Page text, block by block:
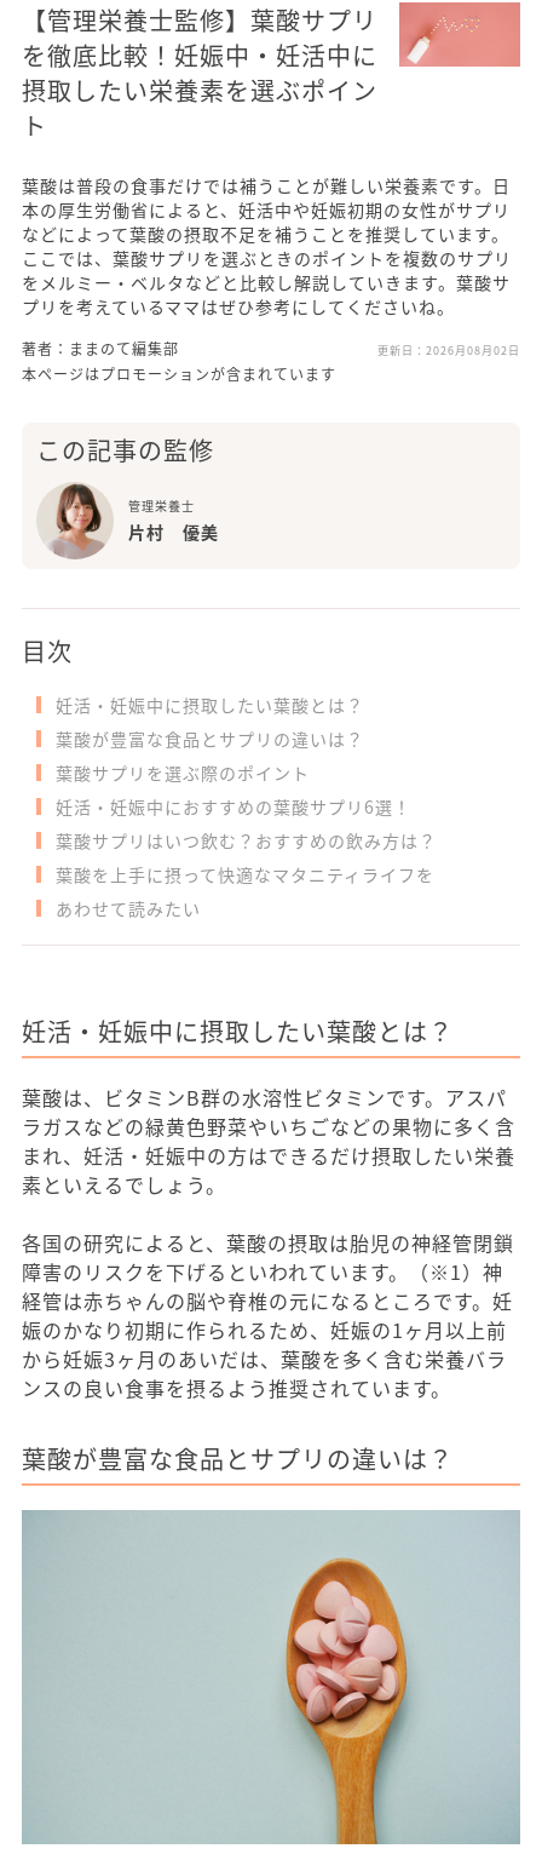
【管理栄養士監修】葉酸サプリ
を徹底比較！妊娠中・妊活中に
摂取したい栄養素を選ぶポイン
ト
葉酸は普段の食事だけでは補うことが難しい栄養素です。日
本の厚生労働省によると、妊活中や妊娠初期の女性がサプリ
などによって葉酸の摂取不足を補うことを推奨しています。
ここでは、葉酸サプリを選ぶときのポイントを複数のサプリ
をメルミー・ベルタなどと比較し解説していきます。葉酸サ
プリを考えているママはぜひ参考にしてくださいね。
著者：ままのて編集部 更新日： 2026月08月02日
本ページはプロモーションが含まれています
この記事の監修
管理栄養士
片村 優美
目次
妊活・妊娠中に摂取したい葉酸とは？
葉酸が豊富な食品とサプリの違いは？
葉酸サプリを選ぶ際のポイント
妊活・妊娠中におすすめの葉酸サプリ6選！
葉酸サプリはいつ飲む？おすすめの飲み方は？
葉酸を上手に摂って快適なマタニティライフを
あわせて読みたい
妊活・妊娠中に摂取したい葉酸とは？
葉酸は、ビタミンB群の水溶性ビタミンです。アスパ
ラガスなどの緑黄色野菜やいちごなどの果物に多く含
まれ、妊活・妊娠中の方はできるだけ摂取したい栄養
素といえるでしょう。
各国の研究によると、葉酸の摂取は胎児の神経管閉鎖
障害のリスクを下げるといわれています。（※1）神
経管は赤ちゃんの脳や脊椎の元になるところです。妊
娠のかなり初期に作られるため、妊娠の1ヶ月以上前
から妊娠3ヶ月のあいだは、葉酸を多く含む栄養バラ
ンスの良い食事を摂るよう推奨されています。
葉酸が豊富な食品とサプリの違いは？